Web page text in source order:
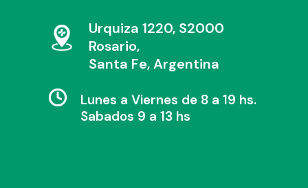
Urquiza 1220, S2000
Rosario,
Santa Fe, Argentina
Lunes a Viernes de 8 a 19 hs.
Sabados 9 a 13 hs